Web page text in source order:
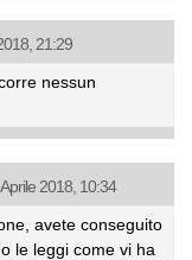
21:29
nessun
2018, 10:34
avete conseguito
le leggi come vi ha